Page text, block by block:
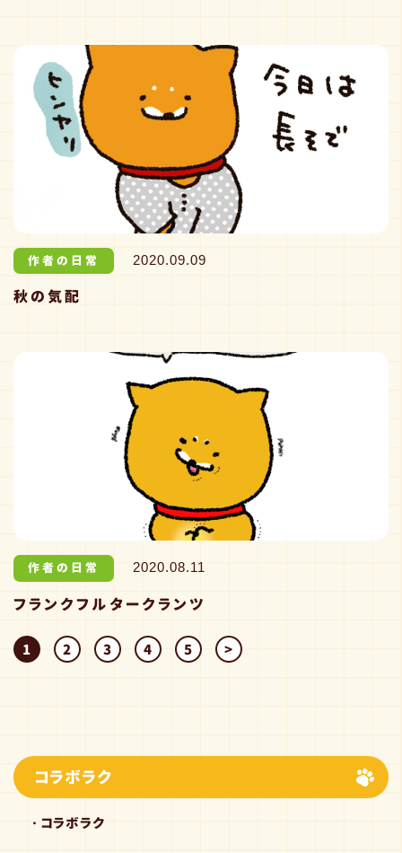
作者の日常 2020.09.09
秋の気配
作者の日常 2020.08.11
フランクフルタークランツ
1 2 3 4 5 >
コラボラク
コラボラク